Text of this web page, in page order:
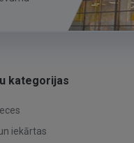
kategorijas
iekārtas